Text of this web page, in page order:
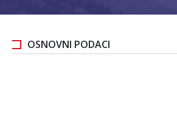
OSNOVNI PODACI